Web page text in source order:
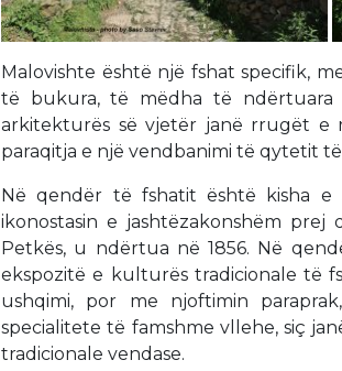
Malovishte është një fshat specifik,
të bukura, të mëdha të ndërtuara
arkitekturës së vjetër janë rrugët
paraqitja e një vendbanimi të qytetit
Në qendër të fshatit është kisha e
ikonostasin e jashtëzakonshëm
Petkës, u ndërtua në 1856. Në
ekspozitë e kulturës tradicionale të
ushqimi, por me njoftimin
specialitete të famshme vllehe, siç
tradicionale vendase.